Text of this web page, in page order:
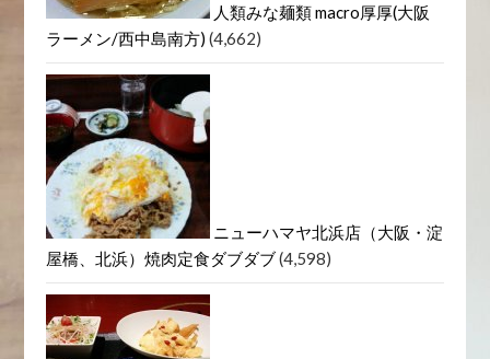
人類みな麺類 macro厚厚(大阪
ラーメン/西中島南方) (4,662)
ニューハマヤ北浜店（大阪・淀
屋橋、北浜）焼肉定食ダブダブ(4,598)